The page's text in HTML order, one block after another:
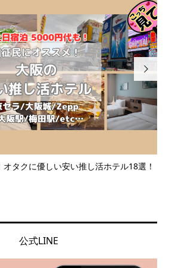
い安い推し活ホテル18選！ 簡単キンブレ

公式LINE